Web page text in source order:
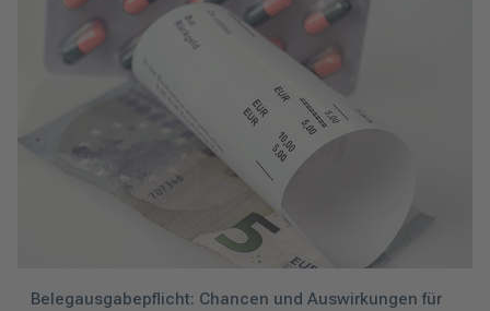
Belegausgabepflicht: Chancen und Auswirkungen für